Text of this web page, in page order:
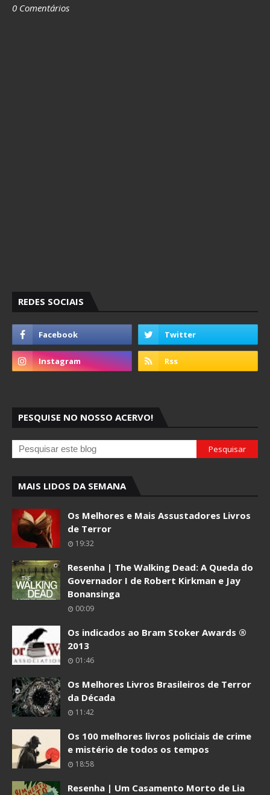
0 Comentários
REDES SOCIAIS
PESQUISE NO NOSSO ACERVO!
MAIS LIDOS DA SEMANA
Os Melhores e Mais Assustadores Livros
de Terror
19:32
Resenha | The Walking Dead: A Queda do
Governador I de Robert Kirkman e Jay
Bonansinga
00:09
Os indicados ao Bram Stoker Awards ®
2013
01:46
Os Melhores Livros Brasileiros de Terror
da Década
11:42
Os 100 melhores livros policiais de crime
e mistério de todos os tempos
18:58
Resenha | Um Casamento Morto de Lia